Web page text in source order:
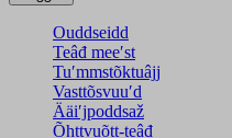
Ouddseidd
Teâđ meeʹst
Tuʹmmstõktuâjj
Vasttõsvuuʹd
Ääiʹjpoddsaž
Õhttvuõtt-teâđ